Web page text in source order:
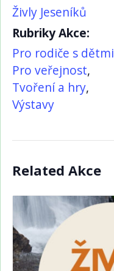
Živly Jeseníků
Rubriky Akce:
Pro rodiče s dětmi
Pro veřejnost,
Tvoření a hry,
Výstavy
Related Akce